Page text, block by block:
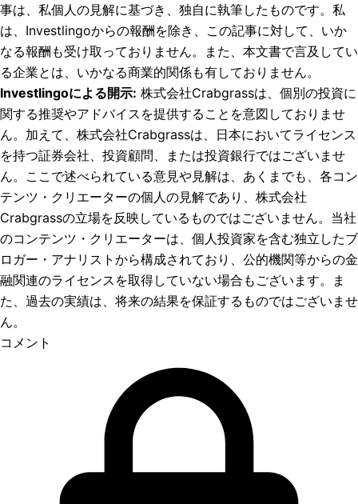
事は、私個人の見解に基づき、独自に執筆したものです。私
は、Investlingoからの報酬を除き、この記事に対して、いか
なる報酬も受け取っておりません。また、本文書で言及してい
る企業とは、いかなる商業的関係も有しておりません。
Investlingoによる開示: 株式会社Crabgrassは、個別の投資に
関する推奨やアドバイスを提供することを意図しておりませ
ん。加えて、株式会社Crabgrassは、日本においてライセンス
を持つ証券会社、投資顧問、または投資銀行ではございませ
ん。ここで述べられている意見や見解は、あくまでも、各コン
テンツ・クリエーターの個人の見解であり、株式会社
Crabgrassの立場を反映しているものではございません。当社
のコンテンツ・クリエーターは、個人投資家を含む独立したブ
ロガー・アナリストから構成されており、公的機関等からの金
融関連のライセンスを取得していない場合もございます。ま
た、過去の実績は、将来の結果を保証するものではございませ
ん。
コメント